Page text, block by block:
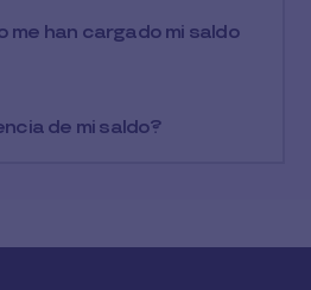
me han cargado mi saldo
de mi saldo?